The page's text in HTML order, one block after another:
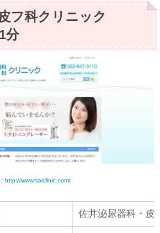
フ科クリニック
分
http://www.saiclinic.com/
佐井泌尿器科・皮